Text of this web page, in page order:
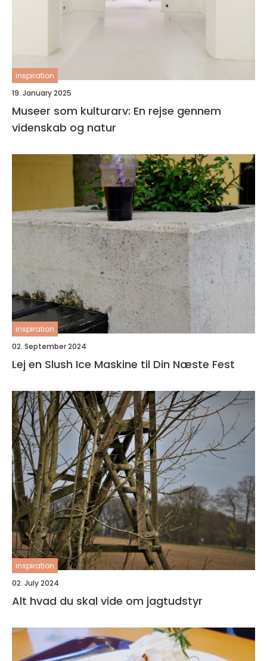
inspiration
19. January 2025
Museer som kulturarv: En rejse gennem
videnskab og natur
inspiration
02. September 2024
Lej en Slush Ice Maskine til Din Næste Fest
inspiration
02. July 2024
Alt hvad du skal vide om jagtudstyr